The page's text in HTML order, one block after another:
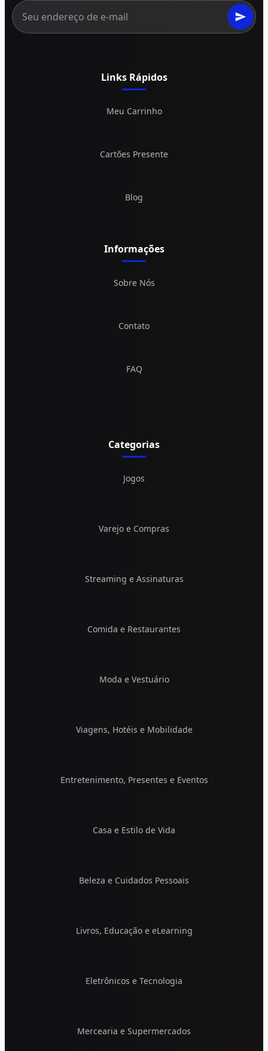
Links Rápidos
Meu Carrinho
Cartões Presente
Blog
Informações
Sobre Nós
Contato
FAQ
Categorias
Jogos
Varejo e Compras
Streaming e Assinaturas
Comida e Restaurantes
Moda e Vestuário
Viagens, Hotéis e Mobilidade
Entretenimento, Presentes e Eventos
Casa e Estilo de Vida
Beleza e Cuidados Pessoais
Livros, Educação e eLearning
Eletrônicos e Tecnologia
Mercearia e Supermercados